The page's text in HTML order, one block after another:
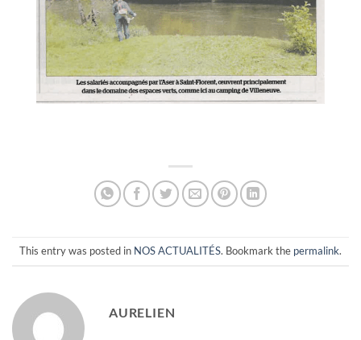
This entry was posted in NOS ACTUALITÉS. Bookmark the permalink.
AURELIEN